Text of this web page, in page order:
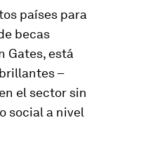
países para
becas
Gates, está
–
el sector sin
social a nivel